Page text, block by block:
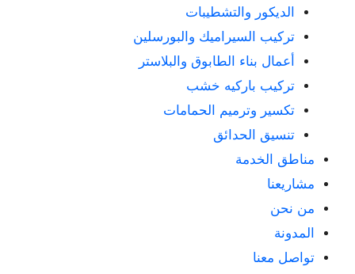
الديكور والتشطيبات
تركيب السيراميك والبورسلين
أعمال بناء الطابوق والبلاستر
تركيب باركيه خشب
تكسير وترميم الحمامات
تنسيق الحدائق
مناطق الخدمة
مشاريعنا
من نحن
المدونة
تواصل معنا